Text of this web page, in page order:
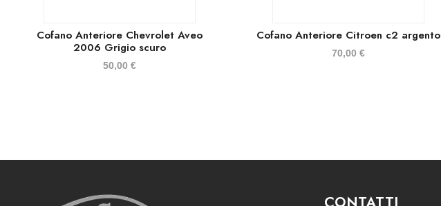
Cofano Anteriore Chevrolet Aveo
2006 Grigio scuro
50,00€
Cofano Anteriore Citroen c2 argento
70,00 €